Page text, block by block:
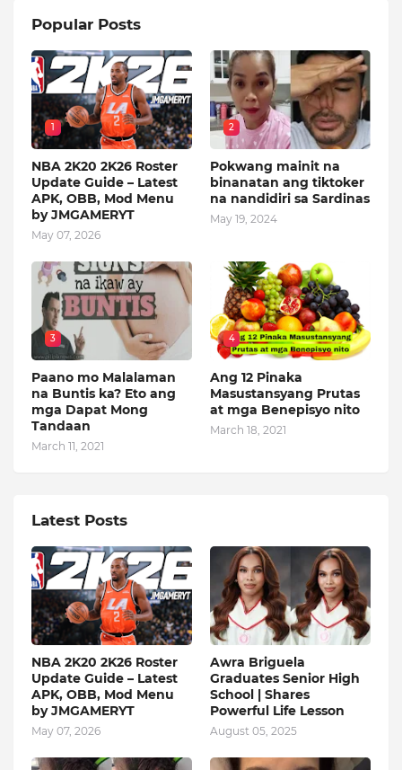
Popular Posts
1
NBA 2K20 2K26 Roster
Update Guide – Latest
APK, OBB, Mod Menu
by JMGAMERYT
May 07, 2026
2
Pokwang mainit na
binanatan ang tiktoker
na nandidiri sa Sardinas
May 19, 2024
3
Paano mo Malalaman
na Buntis ka? Eto ang
mga Dapat Mong
Tandaan
March 11, 2021
4
Ang 12 Pinaka
Masustansyang Prutas
at mga Benepisyo nito
March 18, 2021
Latest Posts
NBA 2K20 2K26 Roster
Update Guide – Latest
APK, OBB, Mod Menu
by JMGAMERYT
May 07, 2026
Awra Briguela
Graduates Senior High
School | Shares
Powerful Life Lesson
August 05, 2025